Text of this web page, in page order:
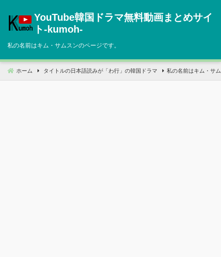
へ
動
YouTube韓国ドラマ無料動画まとめサイ
ト‐kumoh‐
私の名前はキム・サムスンのページです。
ホーム タイトルの日本語読みが「わ行」の韓国ドラマ 私の名前はキム・サ